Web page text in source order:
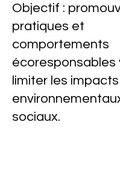
Objectif :
pratiques et
comportements
écoresponsables
limiter les impacts
sociaux.